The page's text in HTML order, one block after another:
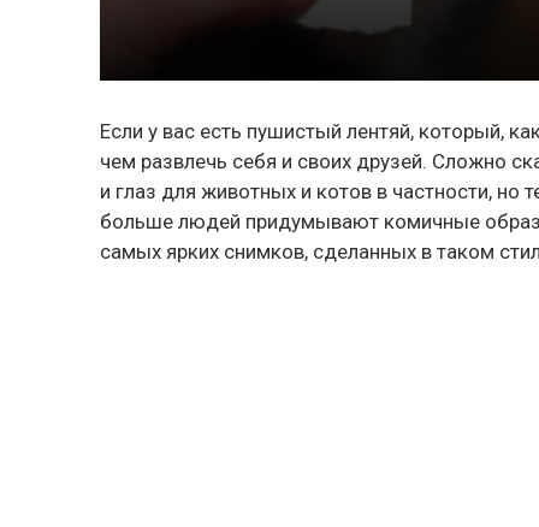
Если у вас есть пушистый лентяй, который,
чем развлечь себя и своих друзей. Сложно
и глаз для животных и котов в частности, но
больше людей придумывают комичные
самых ярких снимков, сделанных в таком